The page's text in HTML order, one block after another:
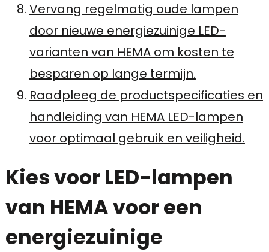
Vervang regelmatig oude lampen
door nieuwe energiezuinige LED-
varianten van HEMA om kosten te
besparen op lange termijn.
Raadpleeg de productspecificaties en
handleiding van HEMA LED-lampen
voor optimaal gebruik en veiligheid.
Kies voor LED-lampen
van HEMA voor een
energiezuinige